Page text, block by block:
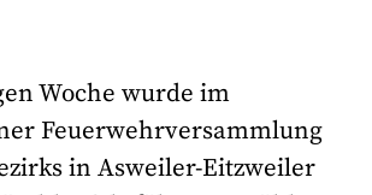
Woche wurde im
Feuerwehrversammlung
in Asweiler-Eitzweiler